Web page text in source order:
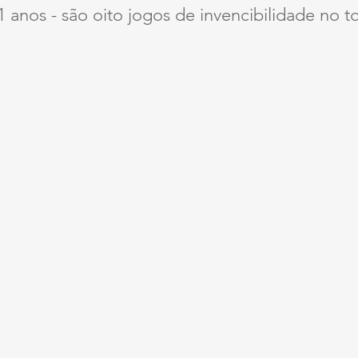
anos - são oito jogos de invencibilidade no